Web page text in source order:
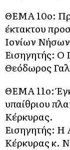
ΘΕΜΑ 10o:
έκτακτου
Ιονίων Νήσων
Εισηγητής: Ο
Θεόδωρος
ΘΕΜΑ 11o:
υπαίθριου
Κέρκυρας.
Εισηγητής: Η
Κέρκυρας κ.